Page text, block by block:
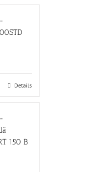
Details
150 B